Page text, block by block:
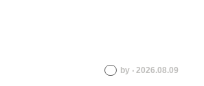
by ‧ 2026.08.09